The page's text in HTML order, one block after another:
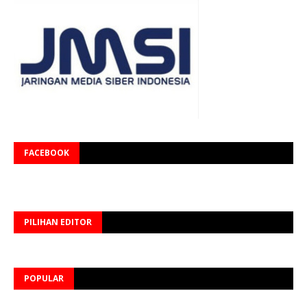
FACEBOOK
PILIHAN EDITOR
POPULAR